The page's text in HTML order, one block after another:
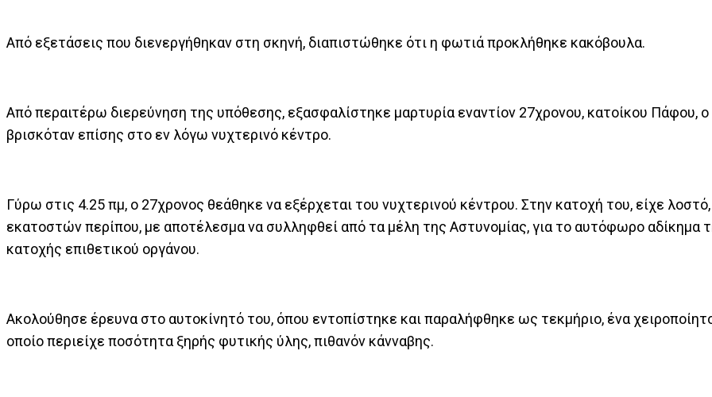
Από εξετάσεις που διενεργήθηκαν στη σκηνή, διαπιστώθηκε ότι η φωτιά προκλήθηκε κακόβουλα.
Από περαιτέρω διερεύνηση της υπόθεσης, εξασφαλίστηκε μαρτυρία εναντίον 27χρονου, κατοίκου Πάφου, ο
βρισκόταν επίσης στο εν λόγω νυχτερινό κέντρο.
Γύρω στις 4.25 πμ, ο 27χρονος θεάθηκε να εξέρχεται του νυχτερινού κέντρου. Στην κατοχή του, είχε
εκατοστών περίπου, με αποτέλεσμα να συλληφθεί από τα μέλη της Αστυνομίας, για το αυτόφωρο αδίκημα
κατοχής επιθετικού οργάνου.
Ακολούθησε έρευνα στο αυτοκίνητό του, όπου εντοπίστηκε και παραλήφθηκε ως τεκμήριο, ένα
οποίο περιείχε ποσότητα ξηρής φυτικής ύλης, πιθανόν κάνναβης.